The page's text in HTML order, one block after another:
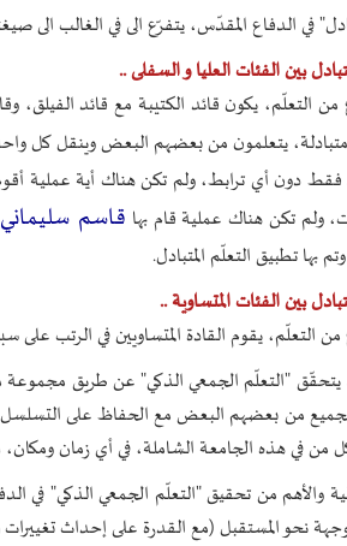
في الدفاع المقدّس، يتفرّع الى في الغالب الى
من التعلّم، يكون قائد الكتيبة مع قائد الفيلق،
يتعلمون من بعضهم البعض وينقل كل واحد
فقط دون أي ترابط، ولم تكن هناك أية عملية
ولم تكن هناك عملية قام بها قاسم سليماني
بها تطبيق التعلّم المتبادل.
التعلّم، يقوم القادة المتساويين في الرتب على
يتحقّق "التعلّم الجمعي الذكي" عن طريق مجموعة
من بعضهم البعض مع الحفاظ على التسلسل
من في هذه الجامعة الشاملة، في أي زمان
والأهم من تحقيق "التعلّم الجمعي الذكي" في
نحو المستقبل (مع القدرة على إحداث